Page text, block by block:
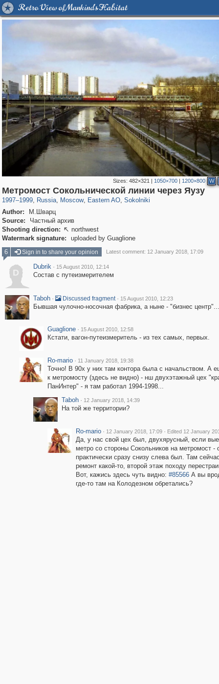
Retro View of Mankind's Habitat
Sizes: 482×321 | 1050×700| 1200×800 W
Метромост Сокольнической линии через Яузу
1997–1999, Russia
1,406,871 29,248
, Moscow
319,861 8,286
, Eastern AO
20,939 306
, Sokolniki
5,623 49
Author:
М.Шварц
Source:
Частный архив
Shooting direction:  northwest
Watermark signature:
uploaded by Guaglione
6
Sign in to share your opinion Latest comment: 12 January 2018, 17:09
D
Dubrik · 15 August 2010, 12:14
Состав с путеизмерителем
Taboh · Discussed fragment · 15 August 2010, 12:23
Бывшая чулочно-носочная фабрика, а ныне - "бизнес центр"...
Guaglione · 15 August 2010, 12:58
Кстати, вагон-путеизмеритель - из тех самых, первых.
Ro-mario · 11 January 2018, 19:38
Точно! В 90х у них там контора была с начальством. А
к метромосту (здесь не видно) - нш двухэтажный цех
ПанИнтер" - я там работал 1994-1998...
Taboh · 12 January 2018, 14:39
На той же территории?
Ro-mario · 12 January 2018, 17:09 · Edited 12 January
Да, у нас свой цех был, двухярусный, если
метро со стороны Сокольников на метромост -
практически сразу снизу слева был. Там
ремонт какой-то, второй этаж походу
Вот, кажись здесь чуть видно: #85566А вы
где-то там на Колодезном обретались?